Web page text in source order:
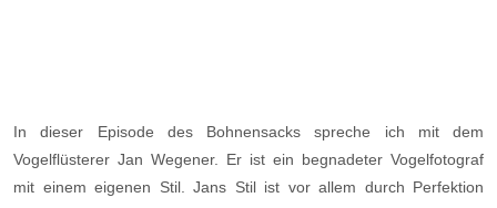
In dieser Episode des Bohnensacks spreche ich mit dem
Vogelflüsterer Jan Wegener. Er ist ein begnadeter Vogelfotograf
mit einem eigenen Stil. Jans Stil ist vor allem durch Perfektion